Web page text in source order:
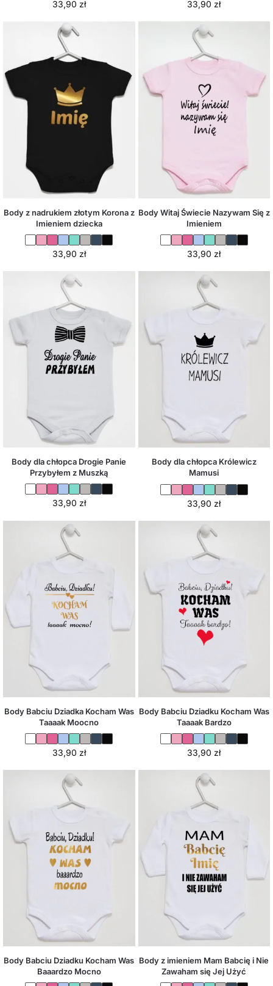
33,90 zł 33,90 zł
Body z nadrukiem złotym Korona z
Imieniem dziecka
33,90 zł
Body Witaj Świecie Nazywam Się z
Imieniem
33,90 zł
Body dla chłopca Drogie Panie
Przybyłem z Muszką
33,90 zł
Body dla chłopca Królewicz
Mamusi
33,90 zł
Body Babciu Dziadka Kocham Was
Taaaak Moocno
33,90 zł
Body Babciu Dziadku Kocham Was
Taaaak Bardzo
33,90 zł
Body Babciu Dziadku Kocham Was
Baaardzo Mocno
Body z imieniem Mam Babcię i Nie
Zawaham się Jej Użyć